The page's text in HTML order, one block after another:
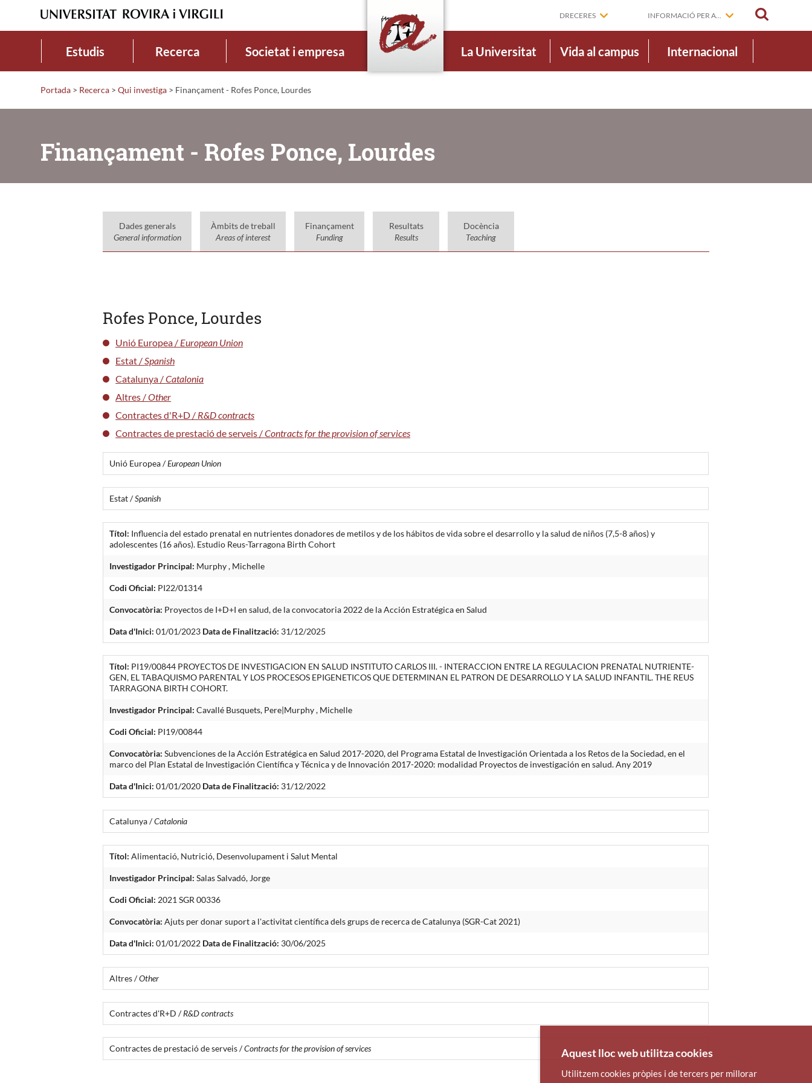
DRECERES INFORMACIÓ PER A...
Estudis Recerca Societat i empresa La Universitat Vida al campus Internacional
Portada > Recerca > Qui investiga > Finançament - Rofes Ponce, Lourdes
Finançament - Rofes Ponce, Lourdes
Dades generals
General information
Àmbits de treball
Areas of interest
Finançament
Funding
Resultats
Results
Docència
Teaching
Rofes Ponce, Lourdes
Unió Europea / European Union
Estat / Spanish
Catalunya /Catalonia
Altres /Other
Contractes d'R+D / R&D contracts
Contractes de prestació de serveis /Contracts for the provision of services
Unió Europea /European Union
Estat /Spanish
Títol: Influencia del estado prenatal en nutrientes donadores de metilos y de los hábitos de vida sobre el desarrollo y la salud de niños (7,5-8 años) y
adolescentes (16 años). Estudio Reus-Tarragona Birth Cohort
Investigador Principal: Murphy , Michelle
Codi Oficial: PI22/01314
Convocatòria: Proyectos de I+D+I en salud, de la convocatoria 2022 de la Acción Estratégica en Salud
Data d'Inici: 01/01/2023 Data de Finalització: 31/12/2025
Títol: PI19/00844 PROYECTOS DE INVESTIGACION EN SALUD INSTITUTO CARLOS III. - INTERACCION ENTRE LA REGULACION PRENATAL NUTRIENTE-
GEN, EL TABAQUISMO PARENTAL Y LOS PROCESOS EPIGENETICOS QUE DETERMINAN EL PATRON DE DESARROLLO Y LA SALUD INFANTIL. THE REUS
TARRAGONA BIRTH COHORT.
Investigador Principal: Cavallé Busquets, Pere|Murphy , Michelle
Codi Oficial: PI19/00844
Convocatòria: Subvenciones de la Acción Estratégica en Salud 2017-2020, del Programa Estatal de Investigación Orientada a los Retos de la Sociedad, en el
marco del Plan Estatal de Investigación Científica y Técnica y de Innovación 2017-2020: modalidad Proyectos de investigación en salud. Any 2019
Data d'Inici: 01/01/2020 Data de Finalització: 31/12/2022
Catalunya /Catalonia
Títol: Alimentació, Nutrició, Desenvolupament i Salut Mental
Investigador Principal: Salas Salvadó, Jorge
Codi Oficial: 2021 SGR 00336
Convocatòria: Ajuts per donar suport a l'activitat científica dels grups de recerca de Catalunya (SGR-Cat 2021)
Data d'Inici: 01/01/2022 Data de Finalització: 30/06/2025
Altres /Other
Contractes d'R+D /R&D contracts
Contractes de prestació de serveis /Contracts for the provision of services Aquest lloc web utilitza cookies
Utilitzem cookies pròpies i de tercers per millorar